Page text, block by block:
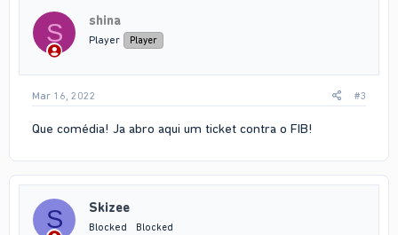
o
n
s
S shina
Player Player
Mar 16, 2022 #3
Que comédia! Ja abro aqui um ticket contra o FIB!
S Skizee
Blocked Blocked